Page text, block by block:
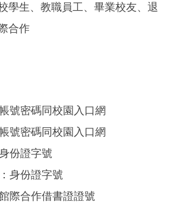
學生、教職員工、畢業校友、退
合作
號密碼同校園入口網
號密碼同校園入口網
份證字號
身份證字號
際合作借書證證號